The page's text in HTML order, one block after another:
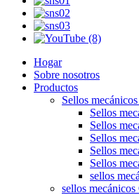
Hogar
Sobre nosotros
Productos
Sellos
Sellos
Sellos
Sellos
Sellos
Sellos
sellos
sellos